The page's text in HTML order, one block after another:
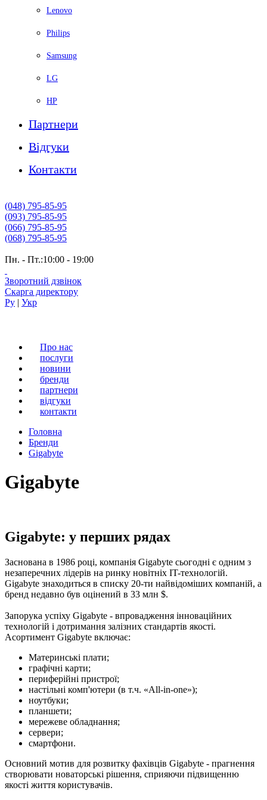
Lenovo
Philips
Samsung
LG
HP
Партнери
Вiдгуки
Контакти
(048) 795-85-95
(093) 795-85-95
(066) 795-85-95
(068) 795-85-95
Пн. - Пт.:10:00 - 19:00
Зворотний дзвінок
Скарга директору
Ру | Укр
Про нас
послуги
новини
бренди
партнери
вiдгуки
контакти
Головна
Бренди
Gigabyte
Gigabyte
Gigabyte: у перших рядах
Заснована в 1986 році, компанія Gigabyte сьогодні є одним з
незаперечних лідерів на ринку новітніх IT-технологій.
Gigabyte знаходиться в списку 20-ти найвідоміших компаній, а
бренд недавно був оцінений в 33 млн $.
Запорука успіху Gigabyte - впровадження інноваційних
технологій і дотримання залізних стандартів якості.
Асортимент Gigabyte включає:
Материнські плати;
графічні карти;
периферійні пристрої;
настільні комп'ютери (в т.ч. «All-in-one»);
ноутбуки;
планшети;
мережеве обладнання;
сервери;
смартфони.
Основний мотив для розвитку фахівців Gigabyte - прагнення
створювати новаторські рішення, сприяючи підвищенню
якості життя користувачів.